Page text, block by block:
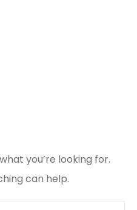
you’re looking for.
can help.